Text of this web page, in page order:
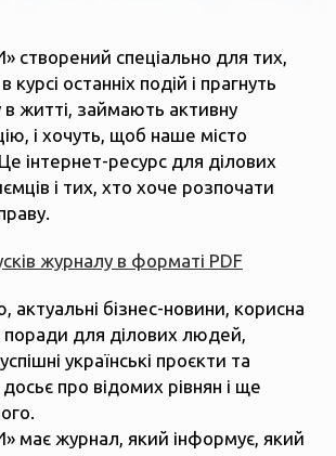
створений спеціально для тих,
курсі останніх подій і прагнуть
в житті, займають активну
і хочуть, щоб наше місто
інтернет-ресурс для ділових
і тих, хто хоче розпочати
журналу в форматі PDF
актуальні бізнес-новини, корисна
поради для ділових людей,
українські проєкти та
про відомих рівнян і ще
має журнал, який інформує, який